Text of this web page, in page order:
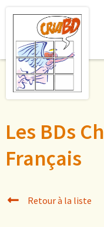
Les BDs
Français
Retour à la liste